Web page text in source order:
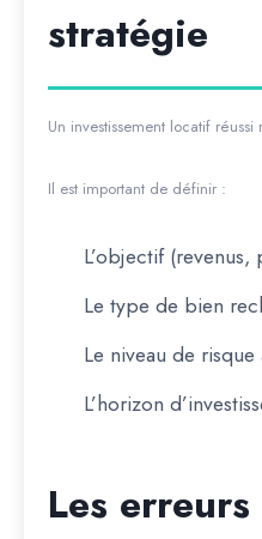
stratégie
Un investissement locatif
Il est important de définir :
L’objectif
Le type de bien
Le niveau de
L’horizon
Les